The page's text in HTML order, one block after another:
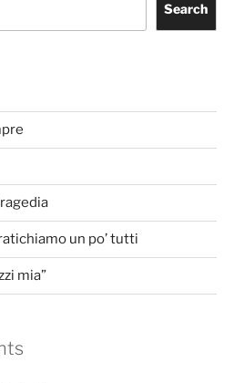
Search
un po’ tutti
mia”